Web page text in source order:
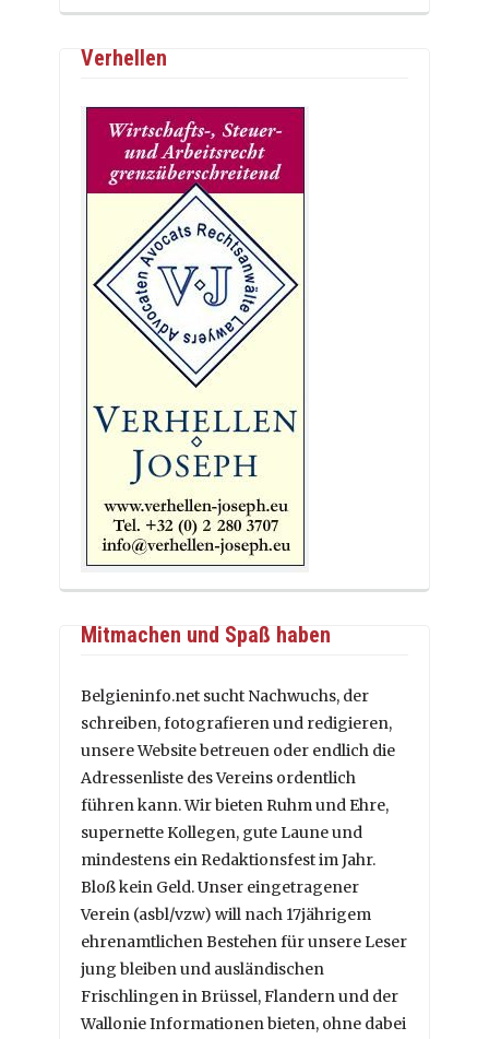
Verhellen
Mitmachen und Spaß haben
Belgieninfo.net sucht Nachwuchs, der
schreiben, fotografieren und redigieren,
unsere Website betreuen oder endlich die
Adressenliste des Vereins ordentlich
führen kann. Wir bieten Ruhm und Ehre,
supernette Kollegen, gute Laune und
mindestens ein Redaktionsfest im Jahr.
Bloß kein Geld. Unser eingetragener
Verein (asbl/vzw) will nach 17jährigem
ehrenamtlichen Bestehen für unsere Leser
jung bleiben und ausländischen
Frischlingen in Brüssel, Flandern und der
Wallonie Informationen bieten, ohne dabei